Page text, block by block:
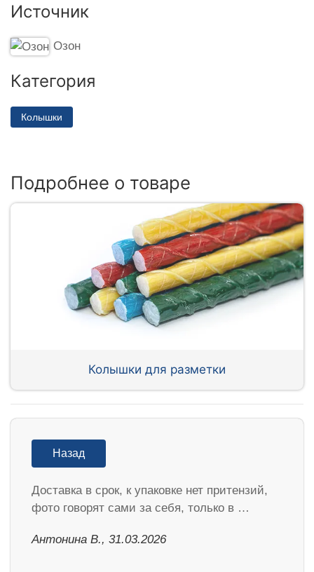
Источник
Озон
Категория
Колышки
Подробнее о товаре
Колышки для разметки
Назад
Доставка в срок, к упаковке нет притензий,
фото говорят сами за себя, только в …
Антонина В., 31.03.2026